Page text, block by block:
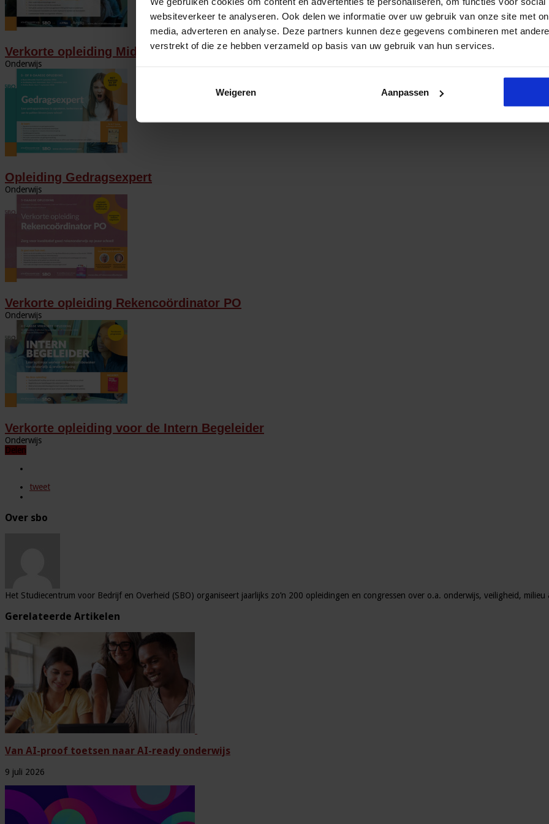
websiteverkeer te analyseren. Ook delen we informatie over uw gebruik van onze site met
media, adverteren en analyse. Deze partners kunnen deze gegevens combineren met
verstrekt of die ze hebben verzameld op basis van uw gebruik van hun services.
Weigeren Aanpassen
Verkorte opleiding Middenmanagement
Onderwijs
Opleiding Gedragsexpert
Onderwijs
Verkorte opleiding Rekencoördinator PO
Onderwijs
Verkorte opleiding voor de Intern Begeleider
Onderwijs
Delen
tweet
Over sbo
Het Studiecentrum voor Bedrijf en Overheid (SBO) organiseert jaarlijks zo’n 200 opleidingen en congressen over o.a. onderwijs, veiligheid,
Gerelateerde Artikelen
Van AI-proof toetsen naar AI-ready onderwijs
9 juli 2026